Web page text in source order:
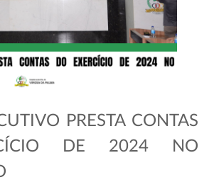
PRESTA CONTAS
DE 2024 NO